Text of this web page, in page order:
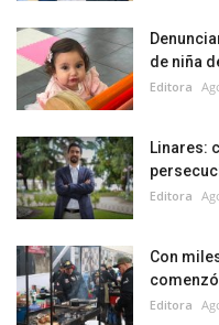
de niña
Editora
Linares:
Editora
Con
Editora